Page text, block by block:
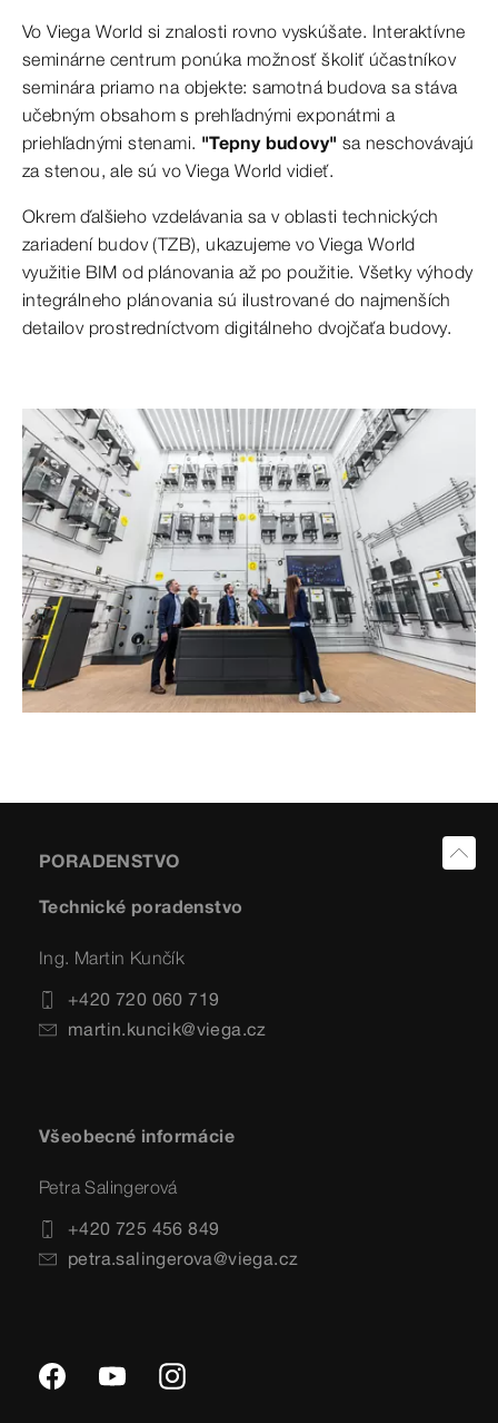
Vo Viega World si znalosti rovno vyskúšate. Interaktívne
seminárne centrum ponúka možnosť školiť účastníkov
seminára priamo na objekte: samotná budova sa stáva
učebným obsahom s prehľadnými exponátmi a
priehľadnými stenami. "Tepny budovy" sa neschovávajú
za stenou, ale sú vo Viega World vidieť.
Okrem ďalšieho vzdelávania sa v oblasti technických
zariadení budov (TZB), ukazujeme vo Viega World
využitie BIM od plánovania až po použitie. Všetky výhody
integrálneho plánovania sú ilustrované do najmenších
detailov prostredníctvom digitálneho dvojčaťa budovy.
PORADENSTVO
Technické poradenstvo
Ing. Martin Kunčík
+420 720 060 719
martin.kuncik@viega.cz
Všeobecné informácie
Petra Salingerová
+420 725 456 849
petra.salingerova@viega.cz